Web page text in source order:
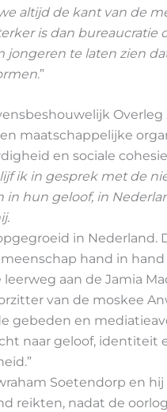
altijd de kant van de
is dan bureaucratie
jongeren te laten zien
.”
maatschappelijke
en sociale
ik in gesprek met de
hun geloof, in
in Nederland.
hand in hand
aan de Jamia
van de moskee
gebeden en
naar geloof, identiteit
Soetendorp en
reikten, nadat de oorlog